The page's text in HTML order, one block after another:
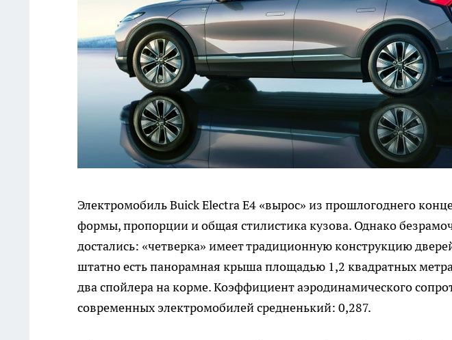
Электромобиль Buick Electra E4 «вырос» из прошлогоднего
формы, пропорции и общая стилистика кузова. Однако
достались: «четверка» имеет традиционную конструкцию
штатно есть панорамная крыша площадью 1,2 квадратных
два спойлера на корме. Коэффициент аэродинамического
современных электромобилей средненький: 0,287.